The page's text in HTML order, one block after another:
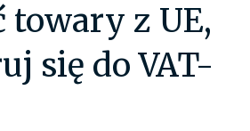
towary z UE,
się do VAT-